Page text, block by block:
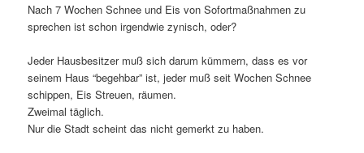
Nach 7 Wochen Schnee und Eis von Sofortmaßnahmen zu
sprechen ist schon irgendwie zynisch, oder?
Jeder Hausbesitzer muß sich darum kümmern, dass es vor
seinem Haus “begehbar” ist, jeder muß seit Wochen Schnee
schippen, Eis Streuen, räumen.
Zweimal täglich.
Nur die Stadt scheint das nicht gemerkt zu haben.